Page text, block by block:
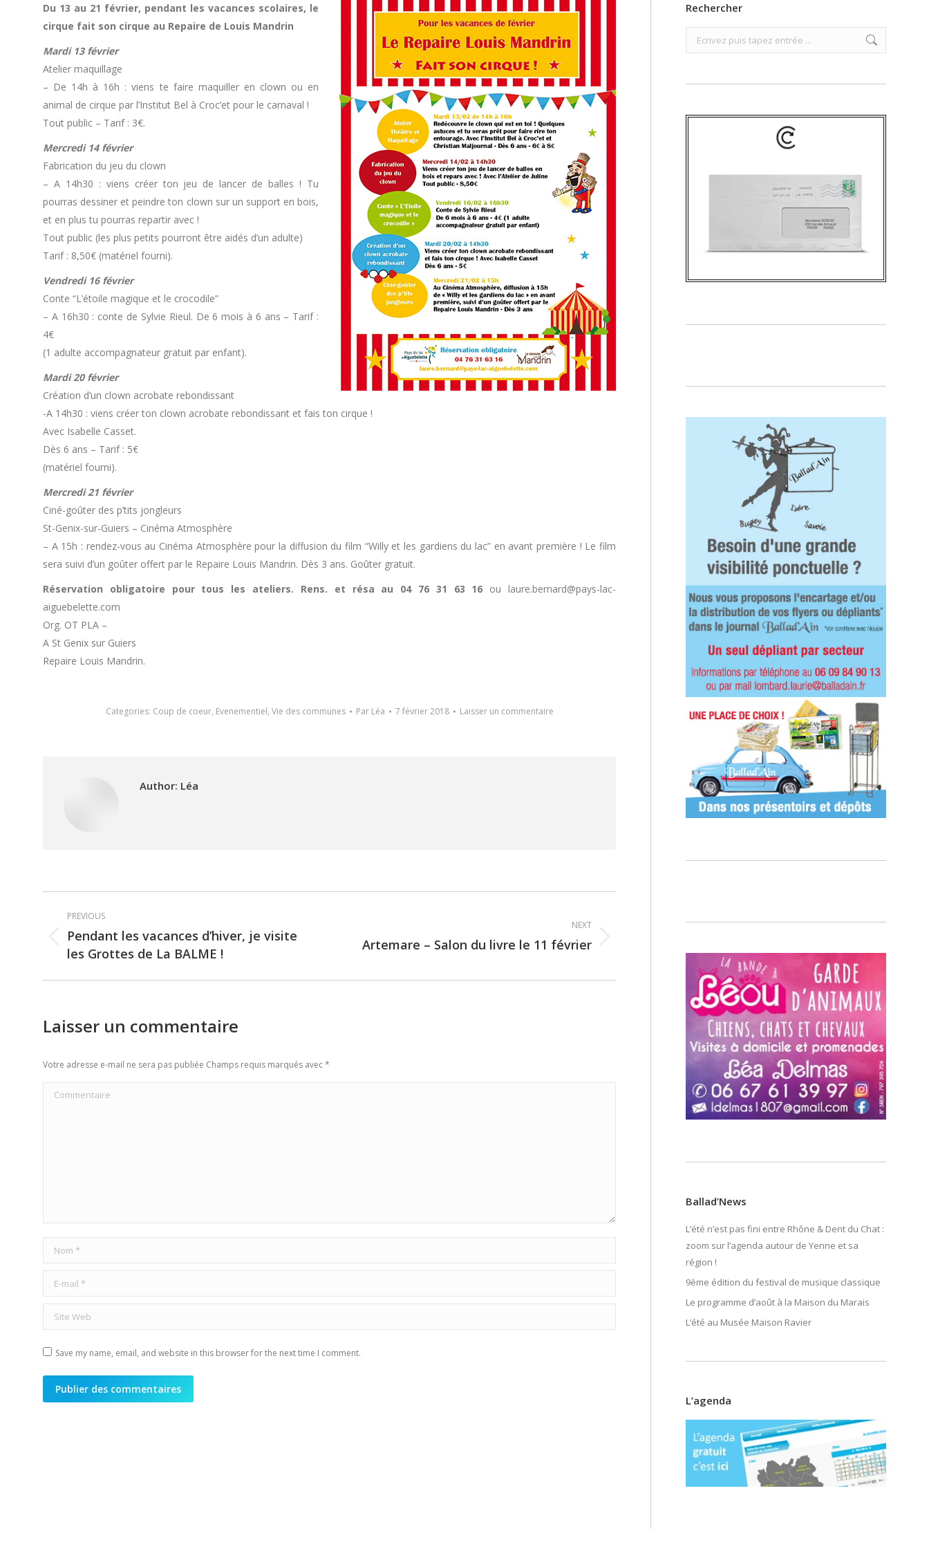
Du 13 au 21 février, pendant les vacances scolaires, le
cirque fait son cirque au Repaire de Louis Mandrin
Mardi 13 février
Atelier maquillage
– De 14h à 16h : viens te faire maquiller en clown ou en
animal de cirque par l’Institut Bel à Croc’et pour le carnaval !
Tout public – Tarif : 3€.
Mercredi 14 février
Fabrication du jeu du clown
– A 14h30 : viens créer ton jeu de lancer de balles ! Tu
pourras dessiner et peindre ton clown sur un support en bois,
et en plus tu pourras repartir avec !
Tout public (les plus petits pourront être aidés d’un adulte)
Tarif : 8,50€ (matériel fourni).
Vendredi 16 février
Conte “L’étoile magique et le crocodile”
– A 16h30 : conte de Sylvie Rieul. De 6 mois à 6 ans – Tarif :
4€
(1 adulte accompagnateur gratuit par enfant).
Mardi 20 février
Création d’un clown acrobate rebondissant
-A 14h30 : viens créer ton clown acrobate rebondissant et fais ton cirque !
Avec Isabelle Casset.
Dès 6 ans – Tarif : 5€
(matériel fourni).
Mercredi 21 février
Ciné-goûter des p’tits jongleurs
St-Genix-sur-Guiers – Cinéma Atmosphère
– A 15h : rendez-vous au Cinéma Atmosphère pour la diffusion du film “Willy et les gardiens du lac” en avant première ! Le film
sera suivi d’un goûter offert par le Repaire Louis Mandrin. Dès 3 ans. Goûter gratuit.
Réservation obligatoire
pour tous les ateliers. Rens. et résa au 04 76 31 63 16 ou laure.bernard@pays-lac-
aiguebelette.com
Org. OT PLA –
A St Genix sur Guiers
Repaire Louis Mandrin.
Categories: Coup de coeur, Evenementiel, Vie des communes Par Léa 7 février 2018 Laisser un commentaire
Author: Léa
Post
navigation
PREVIOUS
Previous
post:
Pendant les vacances d’hiver, je visite
les Grottes de La BALME !
NEXT
Next
Artemare – Salon du livre le 11 février
Laisser un commentaire
Votre adresse e-mail ne sera pas publiée Champs requis marqués avec*
Commentaire
Nom *
E-mail *
Site Web
Save my name, email, and website in this browser for the next time I comment.
Publier des commentaires
Rechercher
Search:
Ballad’News
L’été n’est pas fini entre Rhône & Dent du Chat :
zoom sur l’agenda autour de Yenne et sa
région !
9ème édition du festival de musique classique
Le programme d’août à la Maison du Marais
L’été au Musée Maison Ravier
L’agenda